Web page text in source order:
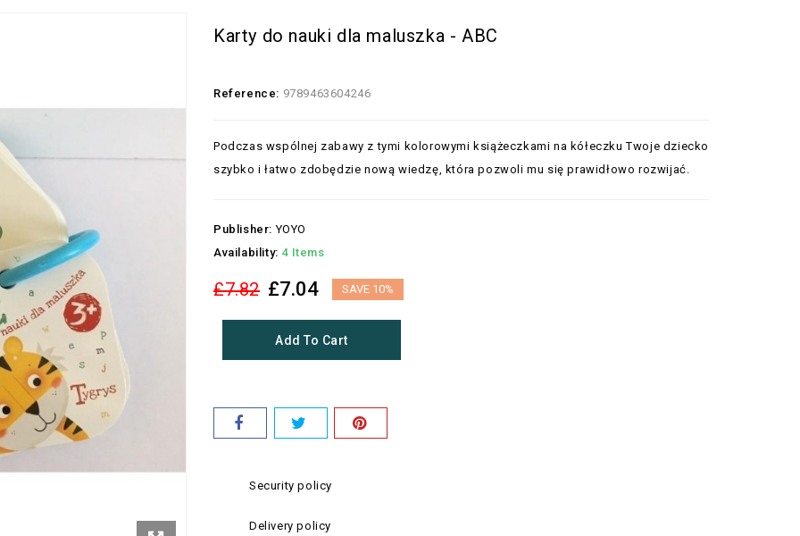
Karty do nauki dla maluszka - ABC
Reference: 9789463604246
Podczas wspólnej zabawy z tymi kolorowymi książeczkami na kółeczku Twoje dziecko
szybko i łatwo zdobędzie nową wiedzę, która pozwoli mu się prawidłowo rozwijać.
Publisher: YOYO
Availability: 4 Items
£7.82 £7.04 SAVE 10%
Add To Cart
Security policy
Delivery policy